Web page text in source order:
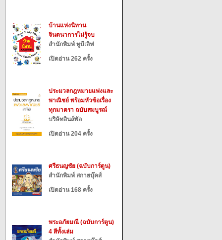
บ้านแห่งนิทาน
จินตนาการไม่รู้จบ
สำนักพิมพ์ ทูบีเลิฟ
เปิดอ่าน 262 ครั้ง
ประมวลกฎหมายแพ่งและ
พาณิชย์ พร้อมหัวข้อเรื่อง
ทุกมาตรา ฉบับสมบูรณ์
บริษัทอินส์พัล
เปิดอ่าน 204 ครั้ง
ศรีธนญชัย (ฉบับการ์ตูน)
สำนักพิมพ์ สกายบุ๊คส์
เปิดอ่าน 168 ครั้ง
พระอภัยมณี (ฉบับการ์ตูน)
4 สีทั้งเล่ม